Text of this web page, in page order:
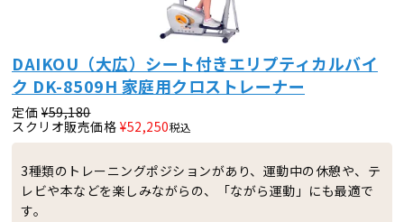
DAIKOU（大広）シート付きエリプティカルバイ
ク DK-8509H 家庭用クロストレーナー
定価 ¥59,180
スクリオ販売価格 ¥52,250税込
3種類のトレーニングポジションがあり、運動中の休憩や、テ
レビや本などを楽しみながらの、「ながら運動」にも最適で
す。